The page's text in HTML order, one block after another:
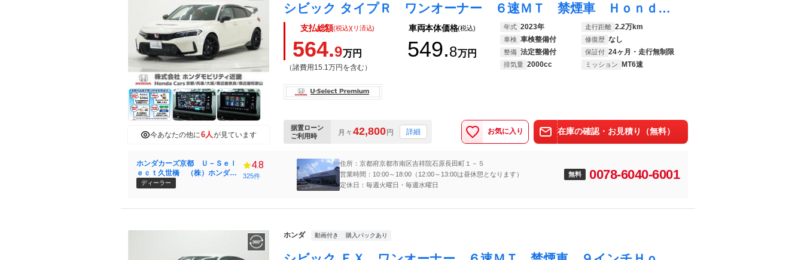
今あなたの他に6人 が見ています
シビック タイプＲ ワンオーナー ６速ＭＴ 禁煙車 Ｈｏｎｄａコネクトディスプレイ ＥＴＣ２．０ ドラレコ バックカメラ アダプティブクルーズコントロール ブラインドスポットモニター Ｂｌｕｅｔｏｏｔｈ ＴＶ ＵＳＢ
支払総額(税込)(リ済込)
564.9万円
（諸費用15.1万円を含む）
車両本体価格(税込)
549.8万円
年式 2023年 走行距離 2.2万km
車検 車検整備付 修復歴 なし
整備 法定整備付 保証付 24ヶ月・走行無制限
排気量 2000cc ミッション MT6速
据置ローン
ご利用時
月々 42,800 円 詳細 お気に入り 在庫の確認・お見積り（無料）
ホンダカーズ京都 Ｕ－Ｓｅｌ
ｅｃｔ久世橋 （株）ホンダモ
ビリティ近畿
ディーラー
4.8
325件
住所：京都府京都市南区吉祥院石原長田町１－５
営業時間：10:00～18:00（12:00～13:00は昼休憩となります）
定休日：毎週火曜日・毎週水曜日
無料 0078-6040-6001
ホンダ 動画付き 購入パックあり